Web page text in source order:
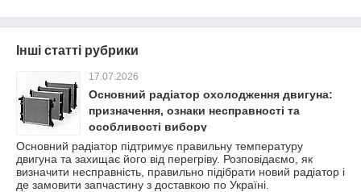
Інші статті рубрики
17.07.2026
Основний радіатор охолодження двигуна:
призначення, ознаки несправності та
особливості вибору
Основний радіатор підтримує правильну температуру
двигуна та захищає його від перегріву. Розповідаємо, як
визначити несправність, правильно підібрати новий радіатор і
де замовити запчастину з доставкою по Україні.